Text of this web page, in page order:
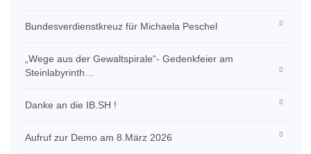
Bundesverdienstkreuz für Michaela Peschel
„Wege aus der Gewaltspirale“- Gedenkfeier am
Steinlabyrinth…
Danke an die IB.SH !
Aufruf zur Demo am 8.März 2026